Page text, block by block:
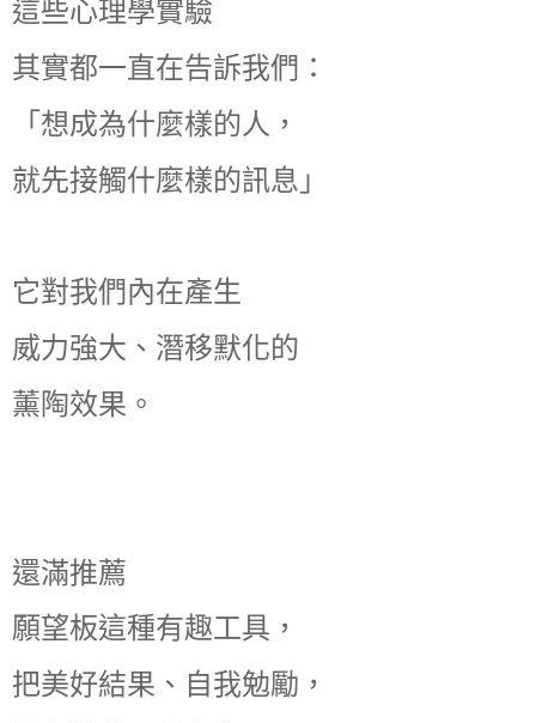
這些心理學實驗
其實都一直在告訴我們：
「想成為什麼樣的人，
就先接觸什麼樣的訊息」
它對我們內在產生
威力強大、潛移默化的
薰陶效果。
還滿推薦
願望板這種有趣工具，
把美好結果、自我勉勵，